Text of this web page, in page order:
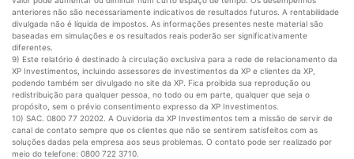
anteriores não são necessariamente indicativos de resultados futuros. A rentabilidade
divulgada não é líquida de impostos. As informações presentes neste material são
baseadas em simulações e os resultados reais poderão ser significativamente
diferentes.
9) Este relatório é destinado à circulação exclusiva para a rede de relacionamento da
XP Investimentos, incluindo assessores de investimentos da XP e clientes da XP,
podendo também ser divulgado no site da XP. Fica proibida sua reprodução ou
redistribuição para qualquer pessoa, no todo ou em parte, qualquer que seja o
propósito, sem o prévio consentimento expresso da XP Investimentos.
10) SAC. 0800 77 20202. A Ouvidoria da XP Investimentos tem a missão de servir de
canal de contato sempre que os clientes que não se sentirem satisfeitos com as
soluções dadas pela empresa aos seus problemas. O contato pode ser realizado por
meio do telefone: 0800 722 3710.